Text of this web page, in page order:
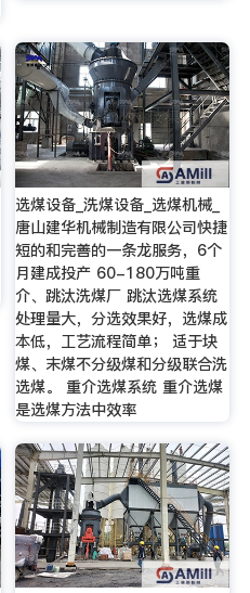
选煤设备_洗煤设备_选煤机械_
唐山建华机械制造有限公司快捷
短的和完善的一条龙服务，6个
月建成投产 60-180万吨重
介、跳汰洗煤厂 跳汰选煤系统
处理量大，分选效果好，选煤成
本低，工艺流程简单； 适于块
煤、末煤不分级煤和分级联合洗
选煤。 重介选煤系统 重介选煤
是选煤方法中效率